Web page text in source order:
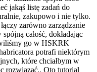
jakąś listę zadań do
zakupowo i nie tylko.
zarówno zarządzanie
całość, dokładając
go w HSKRK
potrafi niektórym
które chciałbym w
rozwiązać,. Oto tutorial